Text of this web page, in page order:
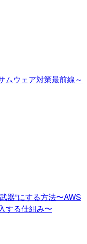
ムウェア対策最前線～
器”にする方法〜AWS
する仕組み〜